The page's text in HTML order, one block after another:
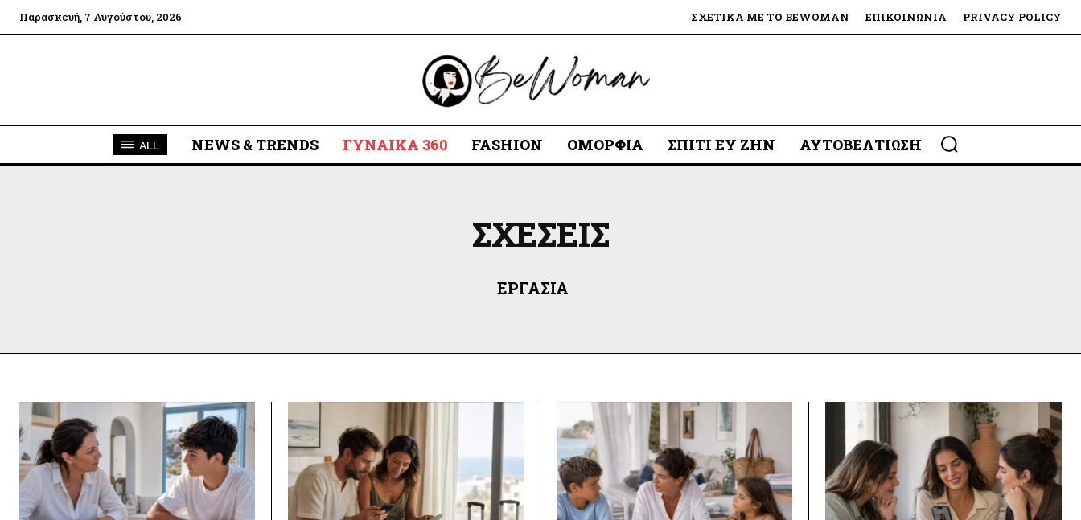
Παρασκευή, 7 Αυγούστου, 2026 ΣΧΕΤΙΚΆ ΜΕ ΤΟ BEWOMAN ΕΠΙΚΟΙΝΩΝΊΑ PRIVACY POLICY
ALL NEWS & TRENDS ΓΥΝΑΊΚΑ 360 FASHION ΟΜΟΡΦΙΆ ΣΠΊΤΙ ΕΥ ΖΗΝ ΑΥΤΟΒΕΛΤΊΩΣΗ
ΣΧΈΣΕΙΣ
ΕΡΓΑΣΊΑ